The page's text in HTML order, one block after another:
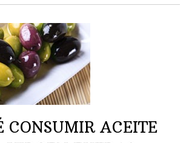
CONSUMIR ACEITE